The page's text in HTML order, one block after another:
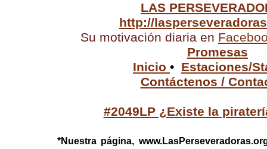
LAS
http://
Su motivación diaria en
Promesas
Inicio • Estaciones/
Contáctenos /
#2049LP ¿Existe la
*Nuestra página,